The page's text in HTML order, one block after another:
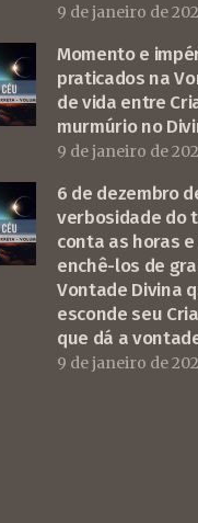
9 de janeiro de
Momento e
praticados na
de vida entre
murmúrio no
9 de janeiro de
6 de dezembro
verbosidade do
conta as horas
enchê-los de
Vontade Divina
esconde seu
que dá a
9 de janeiro de